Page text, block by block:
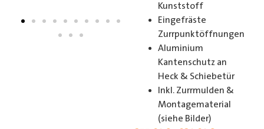
Kunststoff
Eingefräste
Zurrpunktöffnungen
Aluminium
Kantenschutz an
Heck & Schiebetür
Inkl. Zurrmulden &
Montagematerial
(siehe Bilder)